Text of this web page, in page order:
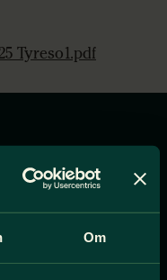
Om
Tyreso1.pdf